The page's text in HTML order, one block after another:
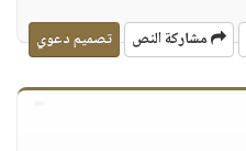
مشاركة النص تصميم دعوي